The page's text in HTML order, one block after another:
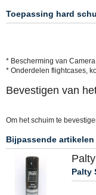
Toepassing hard
* Bescherming van
* Onderdelen flightcases,
Bevestigen van
Om het schuim te
Bijpassende artikelen
Palty